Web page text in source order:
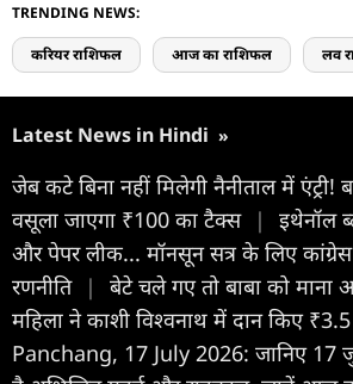
TRENDING NEWS:
करियर राशिफल आज का राशिफल लव
Latest News in Hindi »
जेब कटे बिना नहीं मिलेगी नैनीताल में एंट्री!
वसूला जाएगा ₹100 का टैक्स |
इथेनॉल
और पेपर लीक... मॉनसून सत्र के लिए
रणनीति |
बेटे चले गए तो बाबा को माना
महिला ने काशी विश्वनाथ में दान किए
Panchang, 17 July 2026: जानिए 17